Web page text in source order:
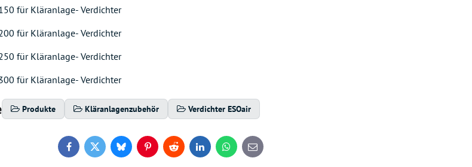
für Kläranlage- Verdichter
für Kläranlage- Verdichter
für Kläranlage- Verdichter
für Kläranlage- Verdichter
Produkte Kläranlagenzubehör Verdichter ESOair
FacebookTwitterBlueskyPinterestRedditLinkedInWhatsApp
E-
mail